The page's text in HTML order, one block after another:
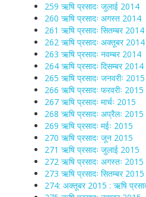
259 ऋषि प्रसादः जुलाई 2014
260 ऋषि प्रसादः अगस्त 2014
261 ऋषि प्रसादः सितम्बर 2014
262 ऋषि प्रसादः अक्तूबर 2014
263 ऋषि प्रसादः नवम्बर 2014
264 ऋषि प्रसादः दिसम्बर 2014
265 ऋषि प्रसादः जनवरीः 2015
266 ऋषि प्रसादः फरवरीः 2015
267 ऋषि प्रसादः मार्चः 2015
268 ऋषि प्रसादः अप्रैलः 2015
269 ऋषि प्रसादः मईः 2015
270 ऋषि प्रसादः जून 2015
271 ऋषि प्रसादः जुलाई 2015
272 ऋषि प्रसादः अगस्तः 2015
273 ऋषि प्रसादः सितम्बर 2015
274: अक्तूबर 2015 : ऋषि